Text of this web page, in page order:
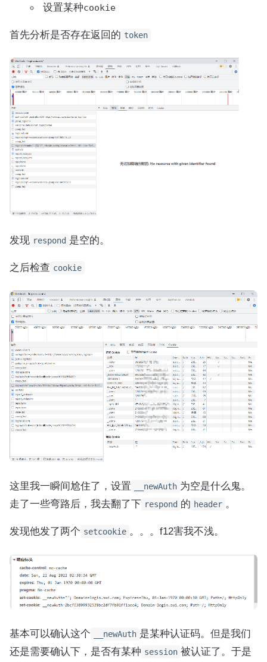
设置某种cookie
首先分析是否存在返回的 token
发现 respond 是空的。
之后检查 cookie
这里我一瞬间尬住了，设置 __newAuth 为空是什么鬼。
走了一些弯路后，我去翻了下 respond 的 header 。
发现他发了两个 setcookie 。。。f12害我不浅。
基本可以确认这个 __newAuth 是某种认证码。但是我们
还是需要确认下，是否有某种 session 被认证了。于是